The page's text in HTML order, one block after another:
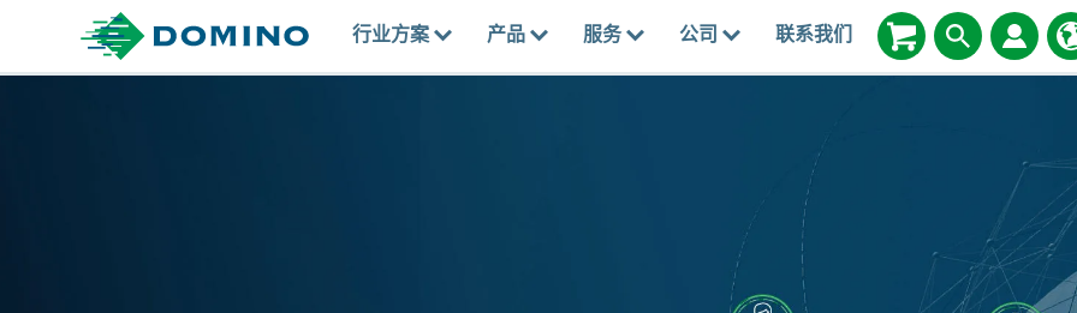
行业方案 产品 服务 公司 联系我们